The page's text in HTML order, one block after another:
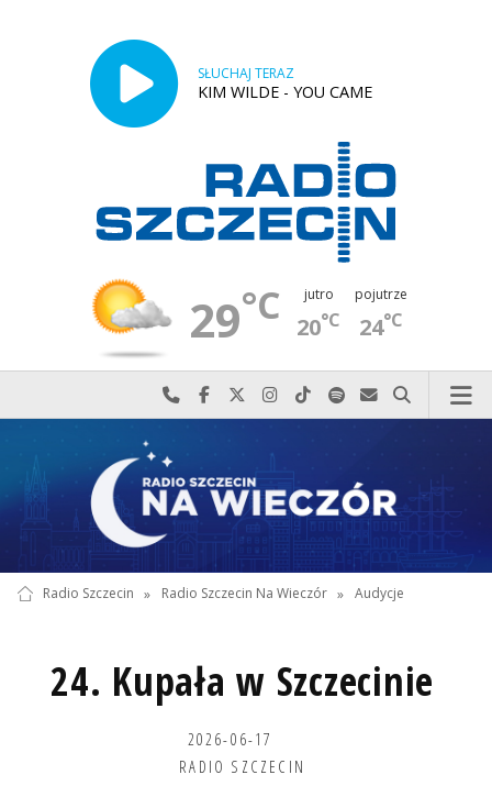
SŁUCHAJ TERAZ
KIM WILDE - YOU CAME
29°C jutro
20°C
pojutrze
24°C
Najlepiej po prostu do nas zadzwoń
Odwiedź nas na Facebook-u
Odwiedź nas na X
Odwiedź nas na Instagram-ie
Odwiedź nas na TikTok-u
Szukaj nas na Spotify
Wyślij do nas
Szukaj
Radio Szczecin » Radio Szczecin Na Wieczór » Audycje
24. Kupała w Szczecinie
2026-06-17
RADIO SZCZECIN